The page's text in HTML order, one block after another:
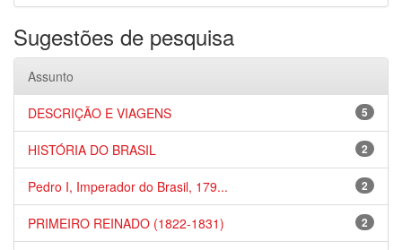
Sugestões de pesquisa
Assunto
5
DESCRIÇÃO E VIAGENS
2
HISTÓRIA DO BRASIL
2
Pedro I, Imperador do Brasil, 179...
2
PRIMEIRO REINADO (1822-1831)